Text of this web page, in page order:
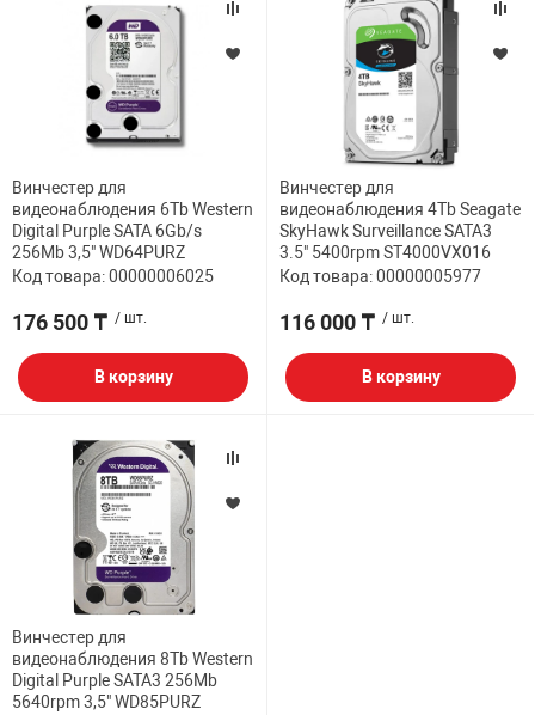
PCI АДАПТЕРЫ
USB
USB ХАБЫ
CARD RIDER
НАБОР ДЛЯ
CD-DVD ДИСКИ
ЛЕНТА ДЛЯ
ТЕХНИКА
Винчестер для
видеонаблюдения 6Tb Western
Digital Purple SATA 6Gb/s
256Mb 3,5" WD64PURZ
Код товара: 00000006025
176 500 ₸ / шт.
В корзину
Винчестер для
видеонаблюдения 4Tb Seagate
SkyHawk Surveillance SATA3
3.5" 5400rpm ST4000VX016
Код товара: 00000005977
116 000 ₸ / шт.
В корзину
Винчестер для
видеонаблюдения 8Tb Western
Digital Purple SATA3 256Mb
5640rpm 3,5" WD85PURZ